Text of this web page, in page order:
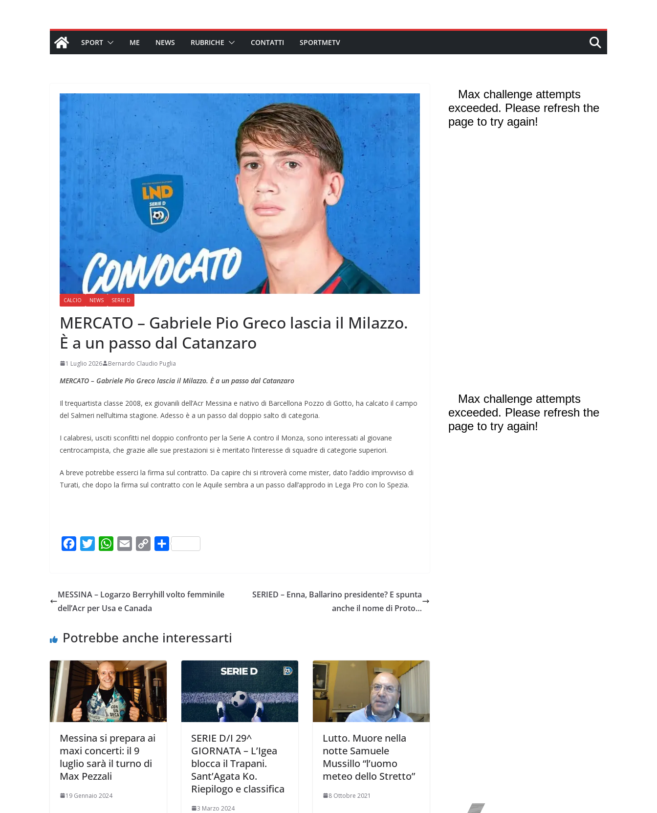
SPORT ME NEWS RUBRICHE CONTATTI SPORTMETV
CALCIO NEWS SERIE D
MERCATO – Gabriele Pio Greco lascia il Milazzo.
È a un passo dal Catanzaro
1 Luglio 2026 Bernardo Claudio Puglia
MERCATO – Gabriele Pio Greco lascia il Milazzo. È a un passo dal Catanzaro
Il trequartista classe 2008, ex giovanili dell’Acr Messina e nativo di Barcellona Pozzo di Gotto, ha calcato il campo
del Salmeri nell’ultima stagione. Adesso è a un passo dal doppio salto di categoria.
I calabresi, usciti sconfitti nel doppio confronto per la Serie A contro il Monza, sono interessati al giovane
centrocampista, che grazie alle sue prestazioni si è meritato l’interesse di squadre di categorie superiori.
A breve potrebbe esserci la firma sul contratto. Da capire chi si ritroverà come mister, dato l’addio improvviso di
Turati, che dopo la firma sul contratto con le Aquile sembra a un passo dall’approdo in Lega Pro con lo Spezia.
o
r
W
L
C
MESSINA – Logarzo Berryhill volto femminile
dell’Acr per Usa e Canada
SERIED – Enna, Ballarino presidente? E spunta
anche il nome di Proto…
Potrebbe anche interessarti
Messina si prepara ai
maxi concerti: il 9
luglio sarà il turno di
Max Pezzali
19 Gennaio 2024
SERIE D/I 29^
GIORNATA – L’Igea
blocca il Trapani.
Sant’Agata Ko.
Riepilogo e classifica
3 Marzo 2024
Lutto. Muore nella
notte Samuele
Mussillo “l’uomo
meteo dello Stretto”
8 Ottobre 2021